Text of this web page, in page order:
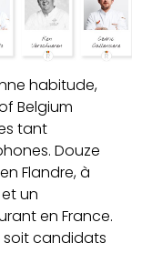
habitude,
Belgium
tant
Douze
Flandre, à
un
en France.
soit candidats